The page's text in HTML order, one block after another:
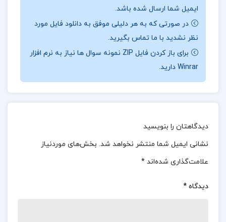
استانداردها و روش‌های مشخصی را دنبال کنند که منجر
به هماهنگی و یکپارچگی بیشتر در گزارشگری مالی
می‌شود. این اصول اساسی در تمام مراحل حسابداری، از
ثبت معاملات تا تهیه صورت‌های مالی، نقش مهمی ایفا
منسجم، به فرآیند گزارشگری مالی شفافیت و دقت
بیشتری می‌بخشند. این چارچوب به حسابداران کمک
می‌کند تا اطلاعات مالی را به صورت صحیح و قابل
اعتماد ثبت و گزارش کنند، و به نهادهای نظارتی و
ایمیل شما ارسال شده باشد.
در صورتی که به هر دلیلی موفق به دانلود فایل مورد
نظر نشدید با ما تماس بگیرید.
برای باز کردن فایل ZIP نمونه سوال ها نیاز به نرم افزار
Winrar دارید.
دیدگاهتان را بنویسید
نشانی ایمیل شما منتشر نخواهد شد. بخش‌های موردنیاز
علامت‌گذاری شده‌اند *
دیدگاه *